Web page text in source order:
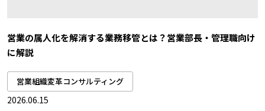
営業の属人化を解消する業務移管とは？営業部長・管理職向け
に解説
営業組織変革コンサルティング
2026.06.15